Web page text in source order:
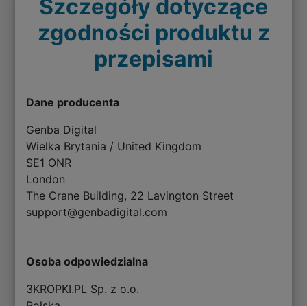
Szczegóły dotyczące
zgodności produktu z
przepisami
Dane producenta
Genba Digital
Wielka Brytania / United Kingdom
SE1 ONR
London
The Crane Building, 22 Lavington Street
support@genbadigital.com
Osoba odpowiedzialna
3KROPKI.PL Sp. z o.o.